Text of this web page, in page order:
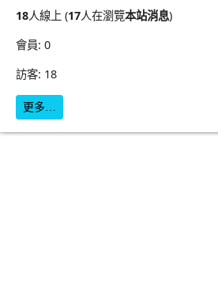
18人線上 (17人在瀏覽本站消息)
會員: 0
訪客: 18
更多…